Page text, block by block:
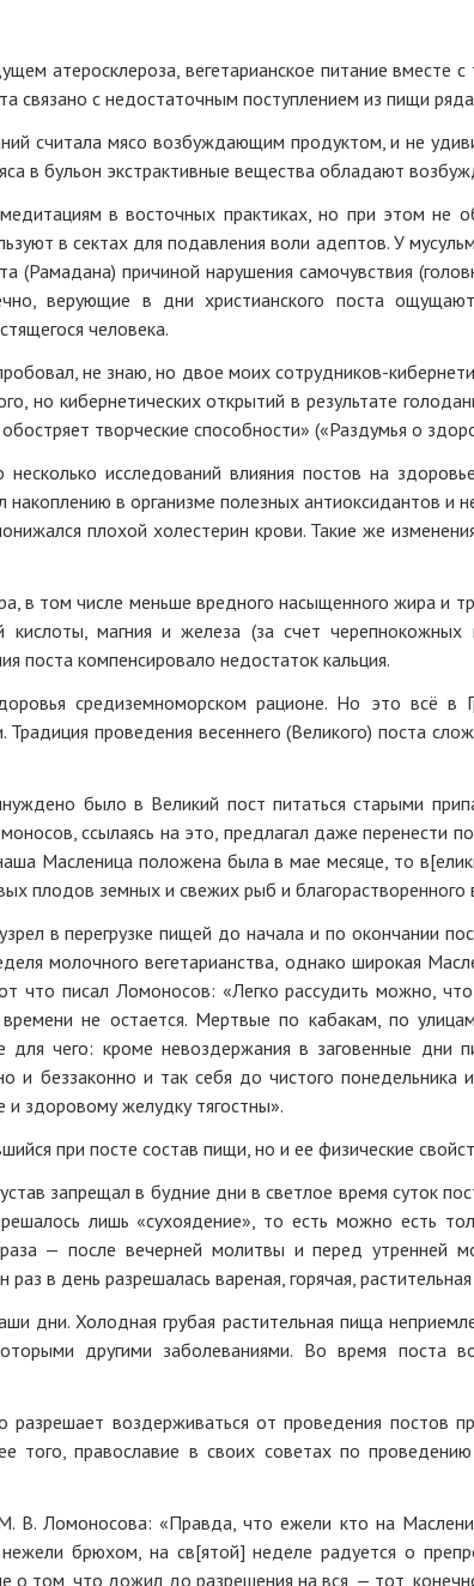
атеросклероза, вегетарианское питание вместе
связано с недостаточным поступлением из пищи
считала мясо возбуждающим продуктом, и не
в бульон экстрактивные вещества обладают
в восточных практиках, но при этом не
в сектах для подавления воли адептов. У
причиной нарушения самочувствия
верующие в дни христианского поста
человека.
не знаю, но двое моих сотрудников-
но кибернетических открытий в результате
творческие способности» («Раздумья о
исследований влияния постов на
в организме полезных антиоксидантов и
плохой холестерин крови. Такие же
в том числе меньше вредного насыщенного жира и
магния и железа (за счет
поста компенсировало недостаток кальция.
средиземноморском рационе. Но это всё
проведения весеннего (Великого) поста
было в Великий пост питаться старыми
ссылаясь на это, предлагал даже перенести
Масленица положена была в мае месяце, то
плодов земных и свежих рыб и благорастворенного
в перегрузке пищей до начала и по окончании
молочного вегетарианства, однако широкая
что писал Ломоносов: «Легко рассудить можно,
не остается. Мертвые по кабакам, по
чего: кроме невоздержания в заговенные дни
и беззаконно и так себя до чистого
и здоровому желудку тягостны».
при посте состав пищи, но и ее физические
запрещал в будние дни в светлое время суток
лишь «сухоядение», то есть можно есть
— после вечерней молитвы и перед утренней
в день разрешалась вареная, горячая,
дни. Холодная грубая растительная пища
другими заболеваниями. Во время поста
воздерживаться от проведения постов
того, православие в своих советах по
В. Ломоносова: «Правда, что ежели кто на
брюхом, на св[ятой] неделе радуется о
о том, что дожил до разрешения на вся, — тот,